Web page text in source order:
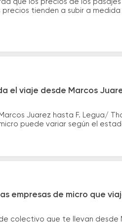
que los precios de los
precios tienden a subir a
el viaje desde Marcos
Juarez hasta F. Legua/
puede variar según el
empresas de micro que
colectivo que te llevan desde